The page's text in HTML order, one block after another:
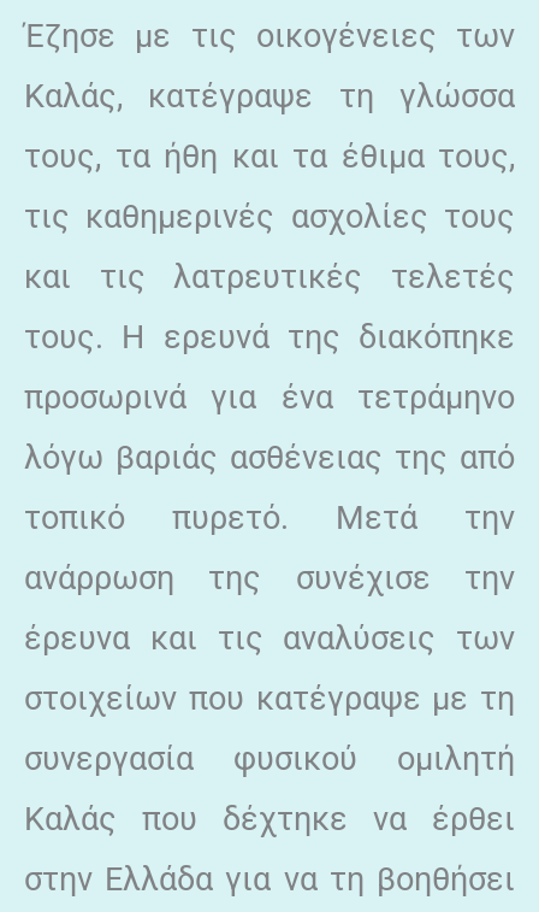
Έζησε με τις οικογένειες των
Καλάς, κατέγραψε τη γλώσσα
τους, τα ήθη και τα έθιμα τους,
τις καθημερινές ασχολίες τους
και τις λατρευτικές τελετές
τους. Η ερευνά της διακόπηκε
προσωρινά για ένα τετράμηνο
λόγω βαριάς ασθένειας της από
τοπικό πυρετό. Μετά την
ανάρρωση της συνέχισε την
έρευνα και τις αναλύσεις των
στοιχείων που κατέγραψε με τη
συνεργασία φυσικού ομιλητή
Καλάς που δέχτηκε να έρθει
στην Ελλάδα για να τη βοηθήσει